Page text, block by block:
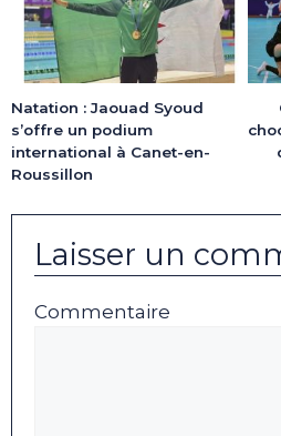
Natation : Jaouad Syoud
s’offre un podium
international à Canet-en-
Roussillon
Laisser un
Commentaire